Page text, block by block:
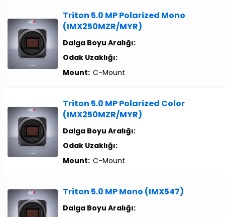
Triton 5.0 MP Polarized Mono
(IMX250MZR/MYR)
Dalga Boyu Aralığı:
Odak Uzaklığı:
Mount: C-Mount
Triton 5.0 MP Polarized Color
(IMX250MZR/MYR)
Dalga Boyu Aralığı:
Odak Uzaklığı:
Mount: C-Mount
Triton 5.0 MP Mono (IMX547)
Dalga Boyu Aralığı: